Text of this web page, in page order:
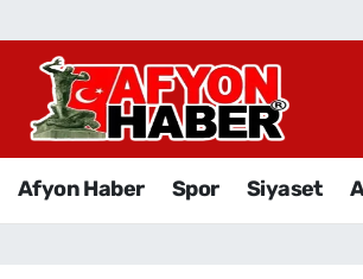
Afyon Haber Spor Siyaset
Afyon Haber